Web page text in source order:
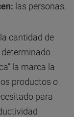
las personas.
cantidad de
determinado
la marca la
productos o
para